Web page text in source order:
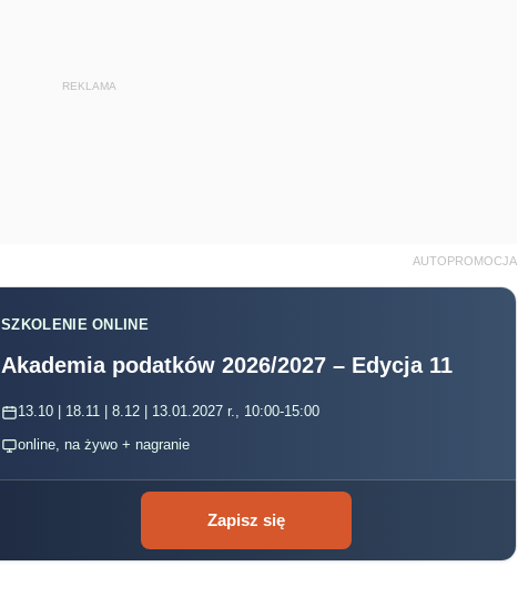
REKLAMA
AUTOPROMOCJA
SZKOLENIE ONLINE
Akademia podatków 2026/2027 – Edycja 11
13.10 | 18.11 | 8.12 | 13.01.2027 r., 10:00-15:00
online, na żywo + nagranie
Zapisz się